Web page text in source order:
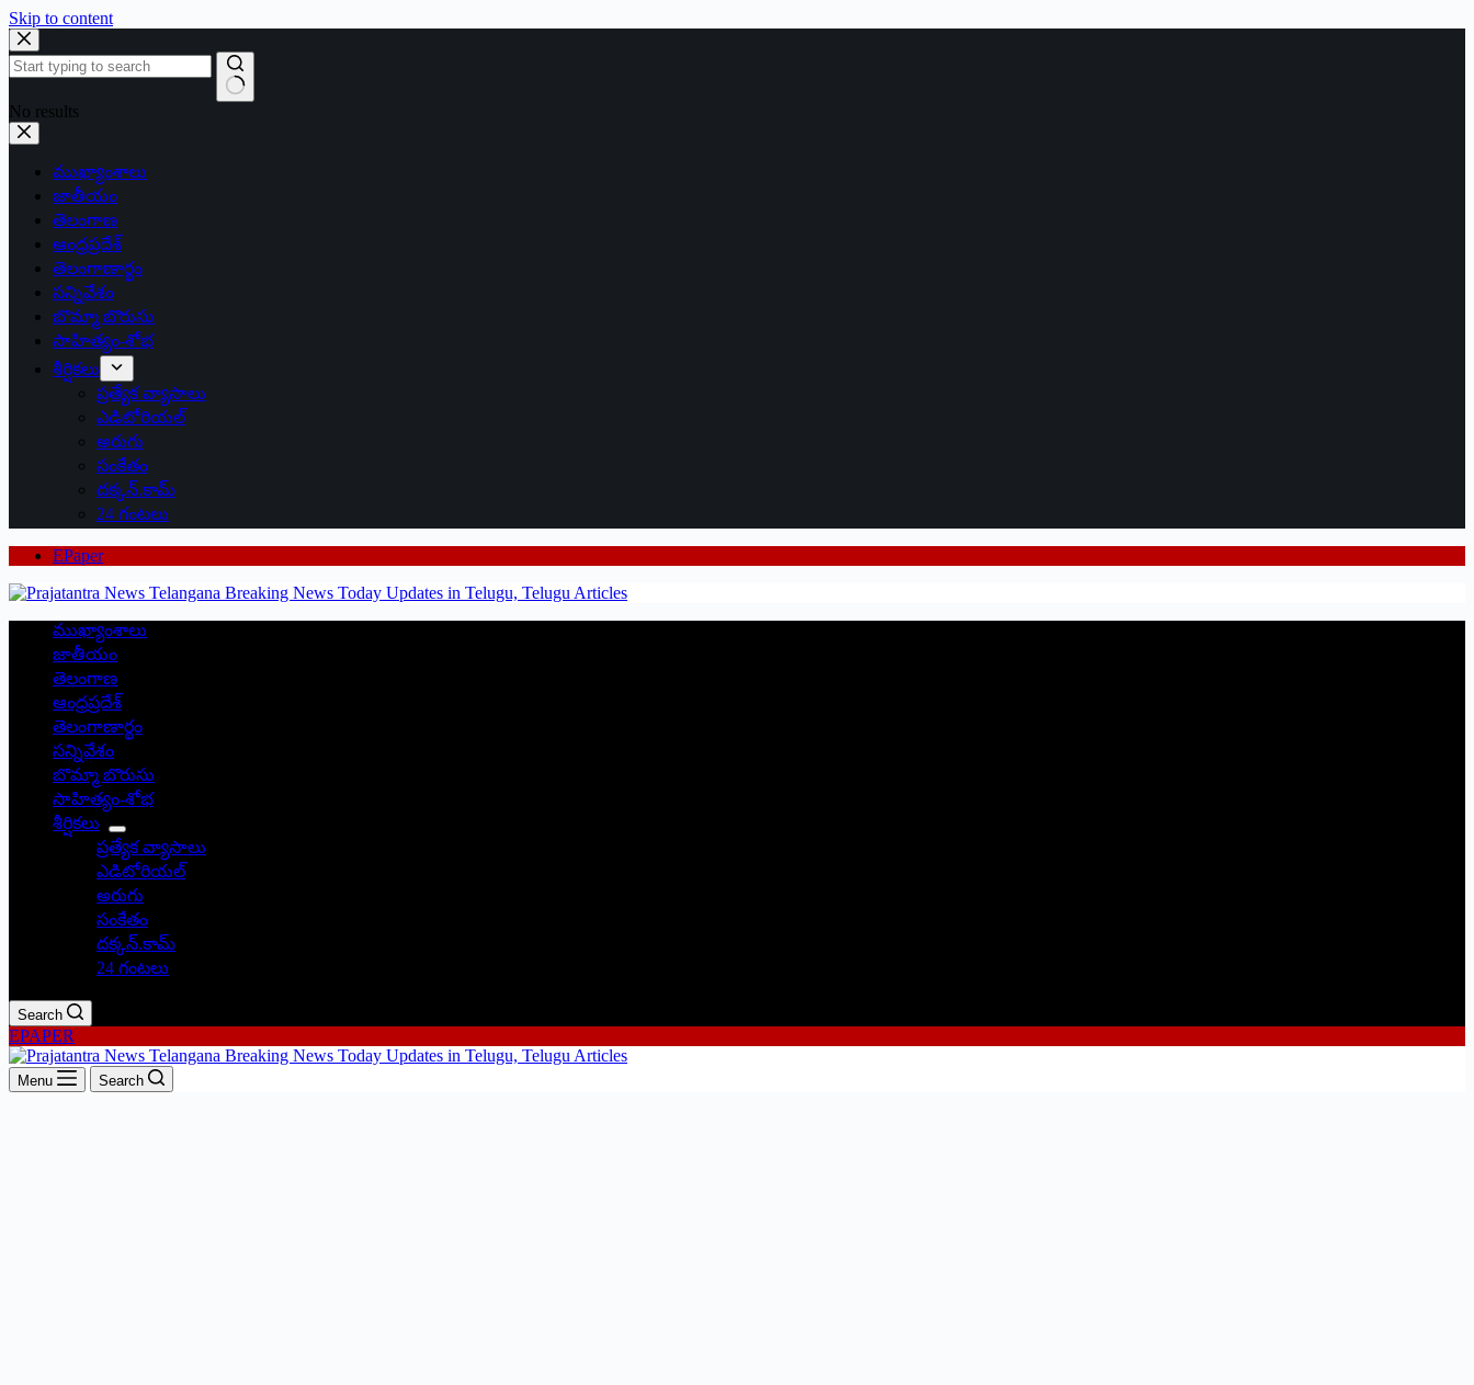
Skip to content
No results
ముఖ్యాంశాలు
జాతీయం
తెలంగాణ
ఆంధ్రప్రదేశ్
తెలంగాణార్థం
సన్నివేశం
బొమ్మా బొరుసు
సాహిత్యం-శోభ
శీర్షికలు
ప్రత్యేక వ్యాసాలు
ఎడిటోరియల్
అరుగు
సంకేతం
దక్కన్.కామ్
24 గంటలు
EPaper
ముఖ్యాంశాలు
జాతీయం
తెలంగాణ
ఆంధ్రప్రదేశ్
తెలంగాణార్థం
సన్నివేశం
బొమ్మా బొరుసు
సాహిత్యం-శోభ
శీర్షికలు
ప్రత్యేక వ్యాసాలు
ఎడిటోరియల్
అరుగు
సంకేతం
దక్కన్.కామ్
24 గంటలు
Search
EPAPER
Menu Search